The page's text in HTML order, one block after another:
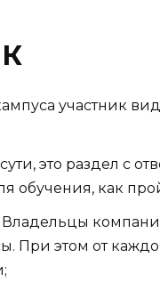
участник
это раздел с
обучения, как
При этом от